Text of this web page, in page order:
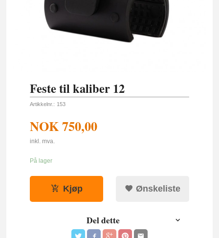
Feste til kaliber 12
Artikkelnr.: 153
NOK750,00
inkl. mva.
På lager
Kjøp Ønskeliste
Del dette